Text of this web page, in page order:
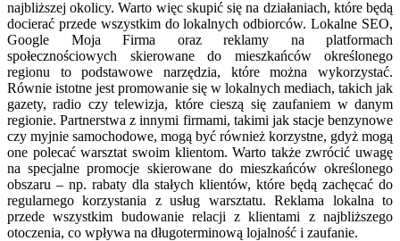
najbliższej okolicy. Warto więc skupić się na działaniach, które będą
docierać przede wszystkim do lokalnych odbiorców. Lokalne SEO,
Google Moja Firma oraz reklamy na platformach
społecznościowych skierowane do mieszkańców określonego
regionu to podstawowe narzędzia, które można wykorzystać.
Równie istotne jest promowanie się w lokalnych mediach, takich jak
gazety, radio czy telewizja, które cieszą się zaufaniem w danym
regionie. Partnerstwa z innymi firmami, takimi jak stacje benzynowe
czy myjnie samochodowe, mogą być również korzystne, gdyż mogą
one polecać warsztat swoim klientom. Warto także zwrócić uwagę
na specjalne promocje skierowane do mieszkańców określonego
obszaru – np. rabaty dla stałych klientów, które będą zachęcać do
regularnego korzystania z usług warsztatu. Reklama lokalna to
przede wszystkim budowanie relacji z klientami z najbliższego
otoczenia, co wpływa na długoterminową lojalność i zaufanie.